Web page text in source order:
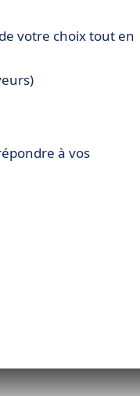
votre choix tout en
à vos